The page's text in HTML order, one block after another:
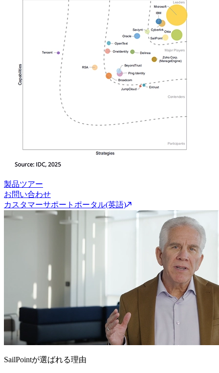
製品ツアー
お問い合わせ
カスタマーサポートポータル(英語)
SailPointが選ばれる理由